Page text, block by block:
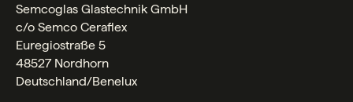
Semcoglas Glastechnik GmbH
c/o Semco Ceraflex
Euregiostraße 5
48527 Nordhorn
Deutschland/Benelux